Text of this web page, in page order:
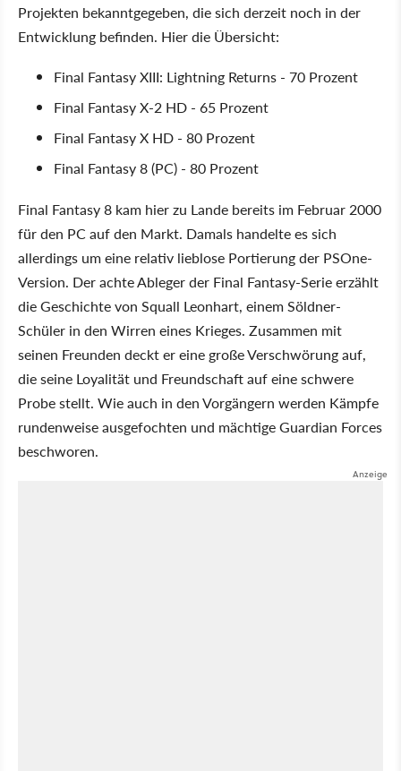
Projekten bekanntgegeben, die sich derzeit noch in der
Entwicklung befinden. Hier die Übersicht:
Final Fantasy XIII: Lightning Returns - 70 Prozent
Final Fantasy X-2 HD - 65 Prozent
Final Fantasy X HD - 80 Prozent
Final Fantasy 8 (PC) - 80 Prozent
Final Fantasy 8 kam hier zu Lande bereits im Februar 2000
für den PC auf den Markt. Damals handelte es sich
allerdings um eine relativ lieblose Portierung der PSOne-
Version. Der achte Ableger der Final Fantasy-Serie erzählt
die Geschichte von Squall Leonhart, einem Söldner-
Schüler in den Wirren eines Krieges. Zusammen mit
seinen Freunden deckt er eine große Verschwörung auf,
die seine Loyalität und Freundschaft auf eine schwere
Probe stellt. Wie auch in den Vorgängern werden Kämpfe
rundenweise ausgefochten und mächtige Guardian Forces
beschworen.